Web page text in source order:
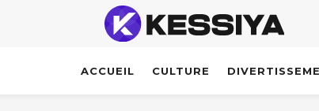
ACCUEIL CULTURE